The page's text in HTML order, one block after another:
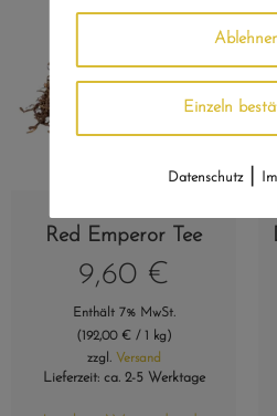
Red Emperor Tee
9,60 €
Enthält 7% MwSt.
( 192,00 € / 1 kg)
zzgl. Versand
Lieferzeit: ca. 2-5 Werktage
Einzeln
Datenschutz|